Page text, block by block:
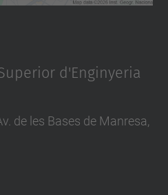
d'Enginyeria
de les Bases de Manresa,